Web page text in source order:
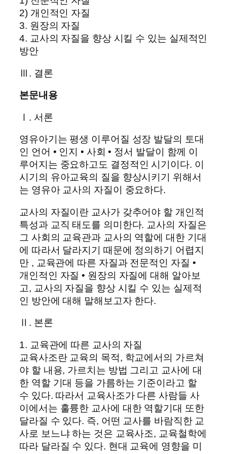
2) 개인적인 자질
3. 원장의 자질
4. 교사의 자질을 향상 시킬 수 있는 실제적인
방안
Ⅲ. 결론
본문내용
Ⅰ. 서론
영유아기는 평생 이루어질 성장 발달의 토대
인 언어 • 인지 • 사회 • 정서 발달이 함께 이
루어지는 중요하고도 결정적인 시기이다. 이
시기의 유아교육의 질을 향상시키기 위해서
는 영유아 교사의 자질이 중요하다.
교사의 자질이란 교사가 갖추어야 할 개인적
특성과 교직 태도를 의미한다. 교사의 자질은
그 사회의 교육관과 교사의 역할에 대한 기대
에 따라서 달라지기 때문에 정의하기 어렵지
만 , 교육관에 따른 자질과 전문적인 자질 •
개인적인 자질 • 원장의 자질에 대해 알아보
고, 교사의 자질을 향상 시킬 수 있는 실제적
인 방안에 대해 말해보고자 한다.
Ⅱ. 본론
1. 교육관에 따른 교사의 자질
교육사조란 교육의 목적, 학교에서의 가르쳐
야 할 내용, 가르치는 방법 그리고 교사에 대
한 역할 기대 등을 가름하는 기준이라고 할
수 있다. 따라서 교육사조가 다른 사람들 사
이에서는 훌륭한 교사에 대한 역할기대 또한
달라질 수 있다. 즉, 어떤 교사를 바람직한 교
사로 보느냐 하는 것은 교육사조, 교육철학에
따라 달라질 수 있다. 현대 교육에 영향을 미